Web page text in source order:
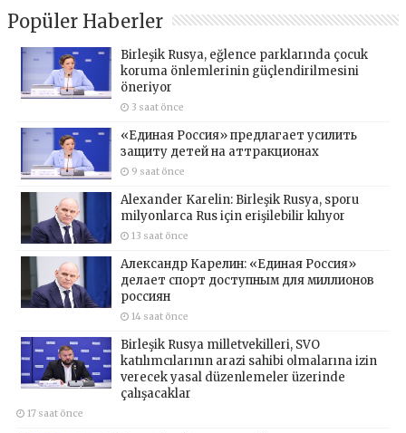
Popüler Haberler
Birleşik Rusya, eğlence parklarında çocuk
koruma önlemlerinin güçlendirilmesini
öneriyor
3 saat önce
«Единая Россия» предлагает усилить
защиту детей на аттракционах
9 saat önce
Alexander Karelin: Birleşik Rusya, sporu
milyonlarca Rus için erişilebilir kılıyor
13 saat önce
Александр Карелин: «Единая Россия»
делает спорт доступным для миллионов
россиян
14 saat önce
Birleşik Rusya milletvekilleri, SVO
katılımcılarının arazi sahibi olmalarına izin
verecek yasal düzenlemeler üzerinde
çalışacaklar
17 saat önce